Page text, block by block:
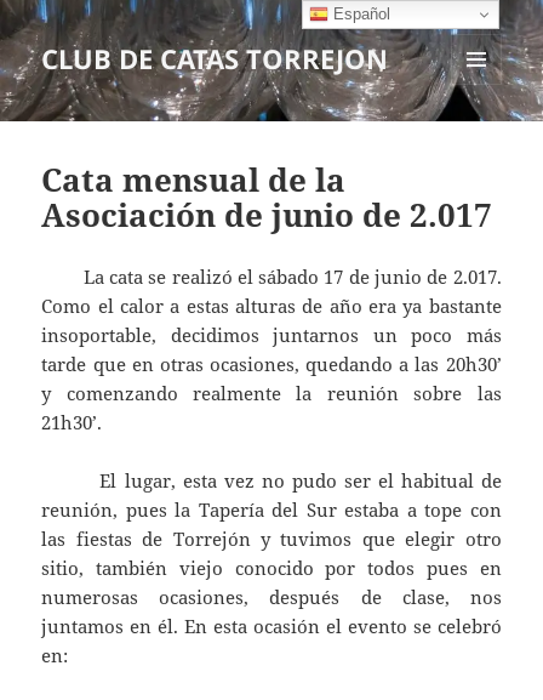
CLUB DE CATAS TORREJON
MENÚ
Y
Cata mensual de la
Asociación de junio de 2.017
La cata se realizó el sábado 17 de junio de 2.017.
Como el calor a estas alturas de año era ya bastante
insoportable, decidimos juntarnos un poco más
tarde que en otras ocasiones, quedando a las 20h30’
y comenzando realmente la reunión sobre las
21h30’.
El lugar, esta vez no pudo ser el habitual de
reunión, pues la Tapería del Sur estaba a tope con
las fiestas de Torrejón y tuvimos que elegir otro
sitio, también viejo conocido por todos pues en
numerosas ocasiones, después de clase, nos
juntamos en él. En esta ocasión el evento se celebró
en:
Español